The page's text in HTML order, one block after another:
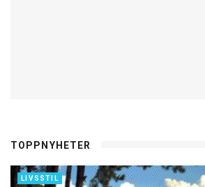
TOPPNYHETER
LIVSSTIL